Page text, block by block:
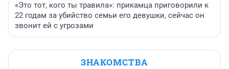
«Это тот, кого ты травила»: прикамца приговорили к
22 годам за убийство семьи его девушки, сейчас он
звонит ей с угрозами
ЗНАКОМСТВА